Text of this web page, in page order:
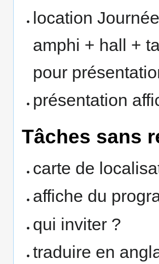
location
amphi + hall +
pour
présentation
Tâches sans
carte de
affiche du
qui inviter ?
traduire en